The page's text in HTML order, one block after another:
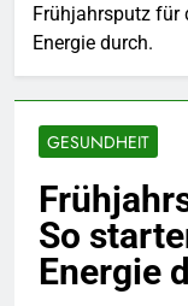
Frühjahrsputz für
Energie durch.
GESUNDHEIT
So
Energie